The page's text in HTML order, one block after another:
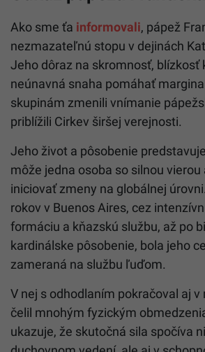
Ako sme ťa informovali, pápež
nezmazateľnú stopu v dejinách
Jeho dôraz na skromnosť, blízkosť
neúnavná snaha pomáhať
skupinám zmenili vnímanie
priblížili Cirkev širšej verejnosti.
Jeho život a pôsobenie
môže jedna osoba so silnou
iniciovať zmeny na globálnej
rokov v Buenos Aires, cez
formáciu a kňazskú službu, až po
kardinálske pôsobenie, bola jeho
zameraná na službu ľuďom.
V nej s odhodlaním pokračoval aj v
čelil mnohým fyzickým
ukazuje, že skutočná sila spočíva